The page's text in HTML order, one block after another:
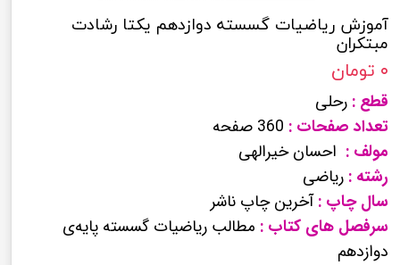
آموزش ریاضیات گسسته دوازدهم یکتا رشادت
مبتکران
۰ تومان
قطع : رحلی
تعداد صفحات :
مولف : احسان خیرالهی
رشته : ریاضی
سال چاپ :آخرین چاپ ناشر
سرفصل های کتاب : مطالب ریاضیات گسسته پایه‌ی
دوازدهم